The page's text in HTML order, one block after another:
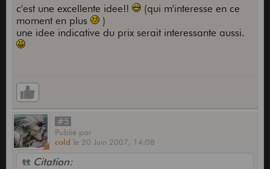
c'est une excellente idee!!
(qui m'interesse en ce
moment en plus
)
une idee indicative du prix serait interessante aussi.
#5
Publié par
cold le 20 Juin 2007, 14:08
Citation: